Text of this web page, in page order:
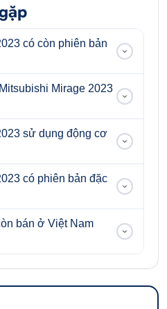
có còn phiên bản
Mirage 2023
sử dụng động cơ
có phiên bản đặc
bán ở Việt Nam